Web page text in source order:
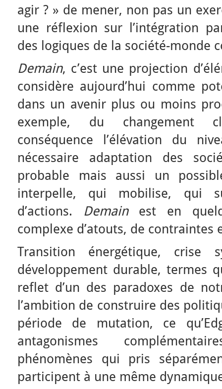
agir ? » de mener, non pas un
une réflexion sur l’intégration
des logiques de la société-monde
Demain, c’est une projection
considère aujourd’hui comme
dans un avenir plus ou moins
exemple, du changement
conséquence l’élévation du
nécessaire adaptation des
probable mais aussi un
interpelle, qui mobilise, qui
d’actions. Demain est en
complexe d’atouts, de contraintes
Transition énergétique, crise
développement durable, termes
reflet d’un des paradoxes de
l’ambition de construire des
période de mutation, ce
antagonismes
phénomènes qui pris
participent à une même